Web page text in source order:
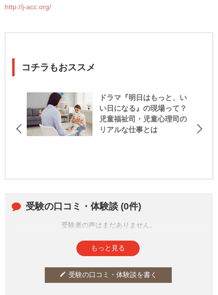
http://j-acc.org/
コチラもおススメ
ドラマ『明日はもっと、い
い日になる』の現場って？
児童福祉司・児童心理司の
リアルな仕事とは
受験の口コミ・体験談 (0件)
受験者の声はまだありません。
もっと見る
edit 受験の口コミ・体験談を書く